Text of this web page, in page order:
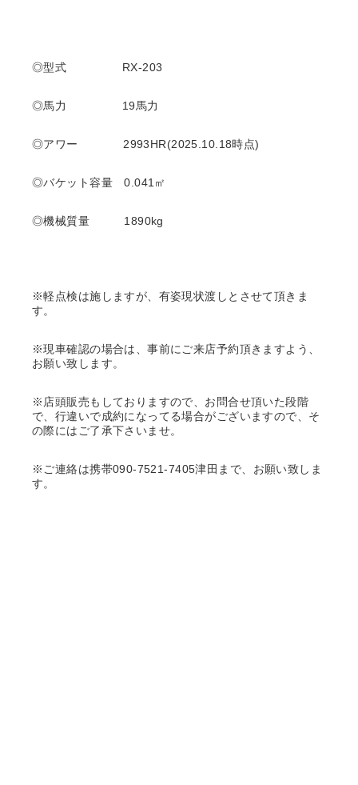
◎型式 RX-203
◎馬力 19馬力
◎アワー 2993HR(2025.10.18時点)
◎バケット容量 0.041㎡
◎機械質量 1890kg
※軽点検は施しますが、有姿現状渡しとさせて頂きま
す。
※現車確認の場合は、事前にご来店予約頂きますよう、
お願い致します。
※店頭販売もしておりますので、お問合せ頂いた段階
で、行違いで成約になってる場合がございますので、そ
の際にはご了承下さいませ。
※ご連絡は携帯090-7521-7405津田まで、お願い致しま
す。